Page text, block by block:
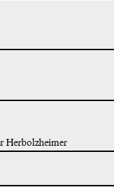
Herbolzheimer